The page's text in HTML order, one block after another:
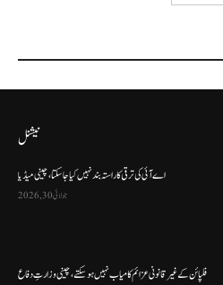
نیشنل
اے آئی کی ترقی کا راستہ بند نہیں کیا جا سکتا، چینی میڈیا
جولائی 30, 2026
فلپائن کے غیر قانونی عزائم کامیاب نہیں ہو سکتے ، چینی وزارتِ دفاع